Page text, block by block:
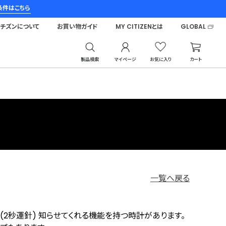
はこちら
製品検索 マイページ お気に入り カート
ズンについて お買い物ガイド MY CITIZENとは GLOBAL
一覧へ戻る
秒運針) 知らせてくれる機能を持つ時計があります。